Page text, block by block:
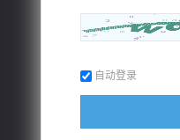
自动登录